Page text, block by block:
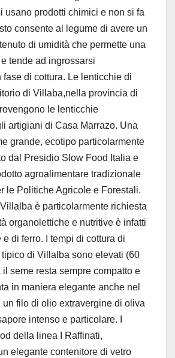
usano prodotti chimici e non si fa
consente al legume di avere un
di umidità che permette una
tende ad ingrossarsi
fase di cottura. Le lenticchie di
di Villaba,nella provincia di
le lenticchie
artigiani di Casa Marrazo. Una
grande, ecotipo particolarmente
dal Presidio Slow Food Italia e
agroalimentare tradizionale
le Politiche Agricole e Forestali.
è particolarmente richiesta
organolettiche e nutritive è infatti
di ferro. I tempi di cottura di
di Villalba sono elevati (60
il seme resta sempre compatto e
in maniera elegante anche nel
un filo di olio extravergine di oliva
intenso e particolare. I
della linea I Raffinati,
elegante contenitore di vetro